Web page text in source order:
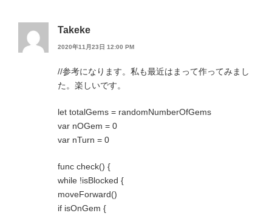
Takeke
2020年11月23日 12:00 PM
//参考になります。私も最近はまって作ってみまし
た。楽しいです。
let totalGems = randomNumberOfGems
var nOGem = 0
var nTurn = 0
func check() {
while !isBlocked {
moveForward()
if isOnGem {